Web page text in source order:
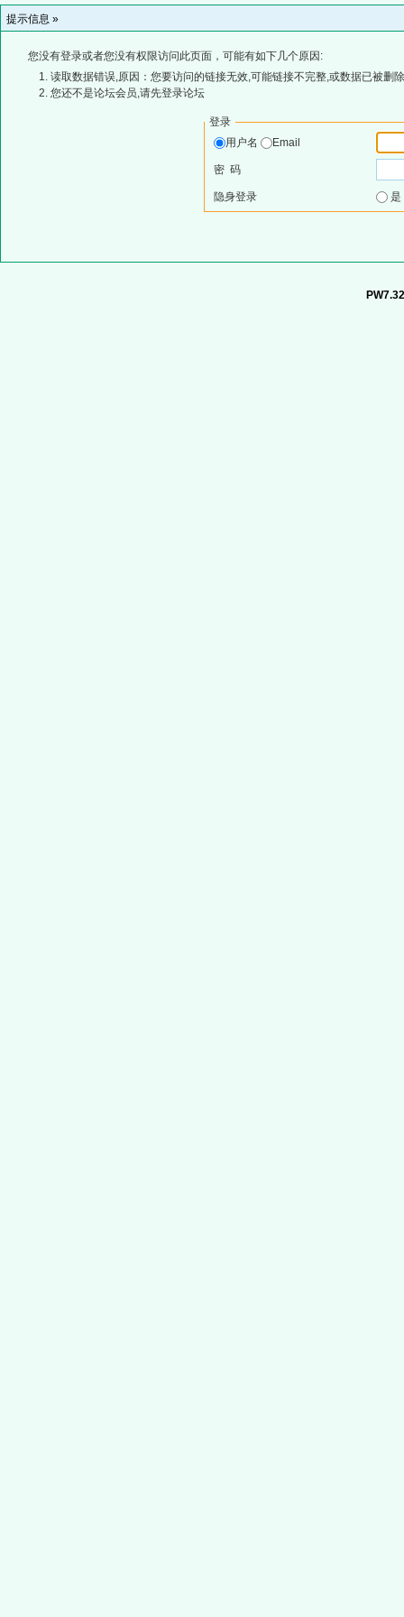
提示信息 »
您没有登录或者您没有权限访问此页面，可能有如下几个原因:
读取数据错误,原因：您要访问的链接无效,可能链接不完整,或数据已被删
您还不是论坛会员,请先登录论坛
登录
用户名
Email
密 码
隐身登录